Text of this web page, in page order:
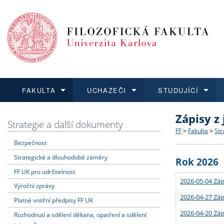
FAKULTA
Dozvědět se více
Struktura
Strategie
Podpora
UCHAZEČI
Podat přihlášku
Co
Učitelské
STUDUJÍCÍ
Dozvědět se více
Rigorózní
Dozvědět se více
O vědě a
Granty a
Dozvědět se více
Aktuální
Strategie a další dokumenty
Bezpečnost
Strategické a dlouhodobé záměry
FF UK pro udržitelnost
Výroční zprávy
Platné vnitřní předpisy FF UK
Rozhodnutí a sdělení děkana, opatření a sdělení
Zápisy
FF > Fakulta >
Rok 2026
2026-05-04
2026-04-27
2026-04-20